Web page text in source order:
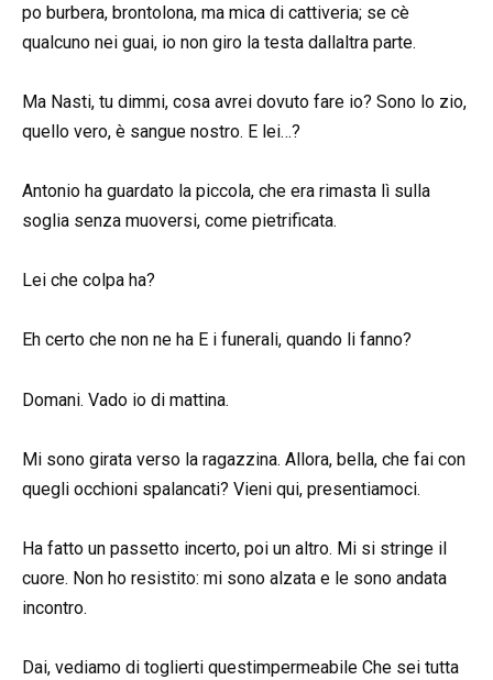
po burbera, brontolona, ma mica di cattiveria; se cè
qualcuno nei guai, io non giro la testa dallaltra parte.
Ma Nasti, tu dimmi, cosa avrei dovuto fare io? Sono lo zio,
quello vero, è sangue nostro. E lei…?
Antonio ha guardato la piccola, che era rimasta lì sulla
soglia senza muoversi, come pietrificata.
Lei che colpa ha?
Eh certo che non ne ha E i funerali, quando li fanno?
Domani. Vado io di mattina.
Mi sono girata verso la ragazzina. Allora, bella, che fai con
quegli occhioni spalancati? Vieni qui, presentiamoci.
Ha fatto un passetto incerto, poi un altro. Mi si stringe il
cuore. Non ho resistito: mi sono alzata e le sono andata
incontro.
Dai, vediamo di toglierti questimpermeabile Che sei tutta